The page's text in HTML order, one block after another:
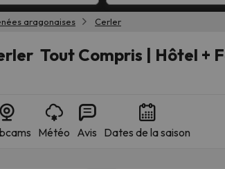
montagne
aragonaises Cerler
Tout Compris | Hôtel +
Météo Avis Dates de la saison